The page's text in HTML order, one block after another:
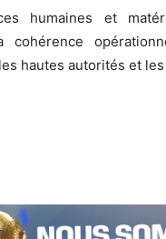
humaines et
cohérence
hautes autorités et